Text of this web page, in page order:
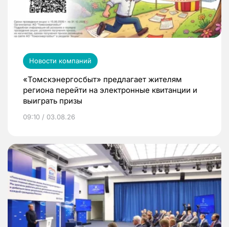
Новости компаний
«Томскэнергосбыт» предлагает жителям
региона перейти на электронные квитанции и
выиграть призы
09:10 / 03.08.26